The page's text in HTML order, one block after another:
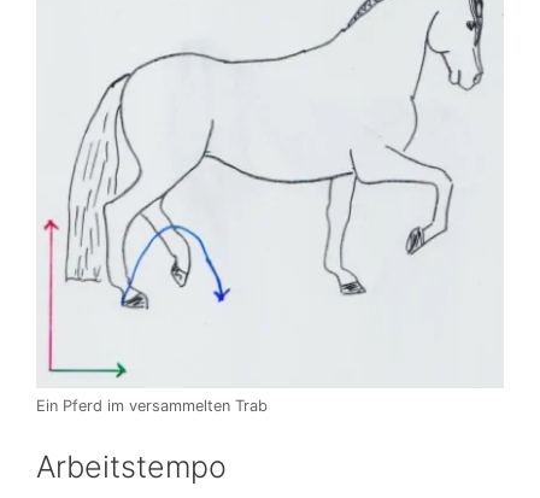
Ein Pferd im versammelten Trab
Arbeitstempo